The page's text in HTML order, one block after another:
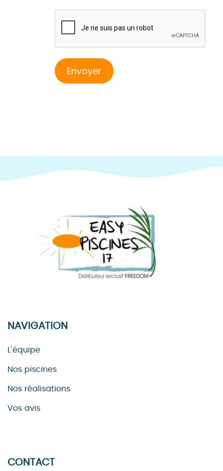
reCAPTCHA
Envoyer
NAVIGATION
L'équipe
Nos piscines
Nos réalisations
Vos avis
CONTACT